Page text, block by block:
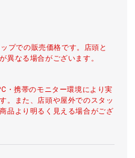
プでの販売価格です。店頭と
異なる場合がございます。
・携帯のモニター環境により実
。また、店頭や屋外でのスタッ
品より明るく見える場合がござ